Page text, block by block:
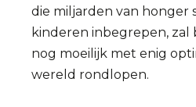
die miljarden van honger
kinderen inbegrepen, zal
nog moeilijk met enig
wereld rondlopen.